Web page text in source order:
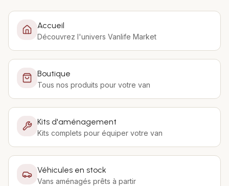
Accueil
Découvrez l'univers Vanlife Market
Boutique
Tous nos produits pour votre van
Kits d'aménagement
Kits complets pour équiper votre van
Véhicules en stock
Vans aménagés prêts à partir